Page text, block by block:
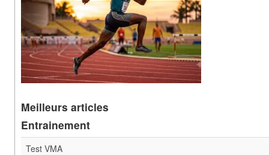
Meilleurs articles
Entrainement
Test VMA